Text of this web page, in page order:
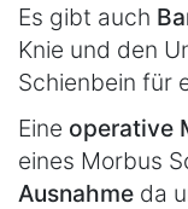
Es gibt auch
Knie und den
Schienbein für
Eine operative
eines Morbus
Ausnahme da